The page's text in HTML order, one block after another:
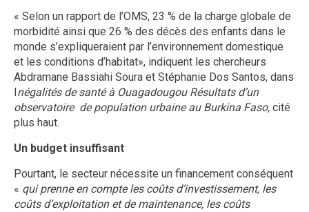
« Selon un rapport de l’OMS, 23 % de la charge globale de
morbidité ainsi que 26 % des décès des enfants dans le
monde s’expliqueraient par l’environnement domestique
et les conditions d’habitat», indiquent les chercheurs
Abdramane Bassiahi Soura et Stéphanie Dos Santos, dans
négalités de santé à Ouagadougou Résultats d’un
observatoire de population urbaine au Burkina Faso, cité
plus haut.
Un budget insuffisant
Pourtant, le secteur nécessite un financement conséquent
« qui prenne en compte les coûts d’investissement, les
coûts d’exploitation et de maintenance, les coûts